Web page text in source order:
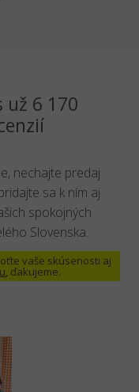
už 6 170
nechajte predaj
sa k ním aj
spokojných
Slovenska.
vaše skúsenosti aj
, ďakujeme.